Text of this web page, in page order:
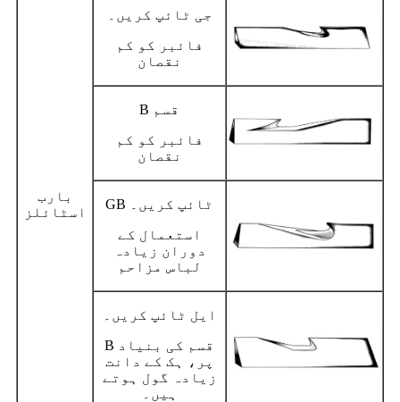
بارب
اسٹائلز
جی ٹائپ کریں۔
فائبر کو کم
نقصان
B قسم
فائبر کو کم
نقصان
GB ٹائپ کریں۔
استعمال کے
دوران زیادہ
لباس مزاحم
ایل ٹائپ کریں۔
B قسم کی بنیاد
پر، ہک کے دانت
زیادہ گول ہوتے
ہیں۔